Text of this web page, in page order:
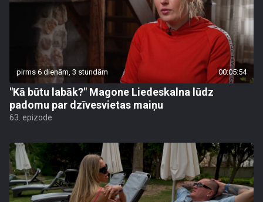
pirms 6 dienām, 3 stundām 00:05:54
"Kā būtu labāk?" Magone Liedeskalna lūdz
padomu par dzīvesvietas maiņu
63. epizode